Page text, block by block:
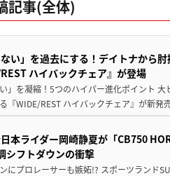
記事(全体)
ない」を過去にする！デイトナから
ハイバックチェア』が登場
」を凝縮！5つのハイパー進化ポイント
『WIDE/REST ハイバックチェア』が新
日本ライダー岡崎静夏が「CB750
シフトダウンの衝撃
にプロレーサーも嫉妬!? スポーツランド